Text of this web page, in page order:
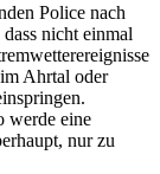
Police nach
nicht einmal
Ahrtal oder
werde eine
nur zu